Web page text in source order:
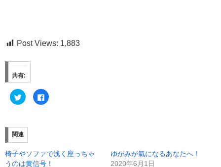
Post Views: 1,883
共有:
ク
リ
T
w
i
t
e
F
a
有
す
関連
椅子やソファで浅く座っちゃ
うのは黄信号！
ゆがみが氣になるあなたへ！
2020年6月1日